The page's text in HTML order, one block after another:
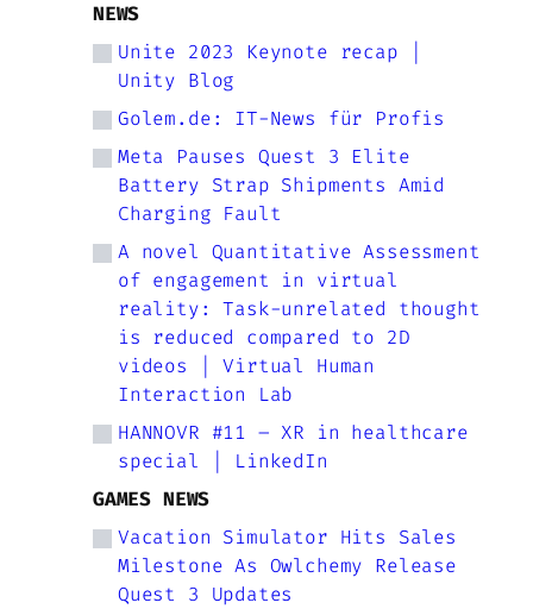
NEWS
Unite 2023 Keynote recap |
Unity Blog
Golem.de: IT-News für Profis
Meta Pauses Quest 3 Elite
Battery Strap Shipments Amid
Charging Fault
A novel Quantitative Assessment
of engagement in virtual
reality: Task-unrelated thought
is reduced compared to 2D
videos | Virtual Human
Interaction Lab
HANNOVR #11 – XR in healthcare
special | LinkedIn
GAMES NEWS
Vacation Simulator Hits Sales
Milestone As Owlchemy Release
Quest 3 Updates